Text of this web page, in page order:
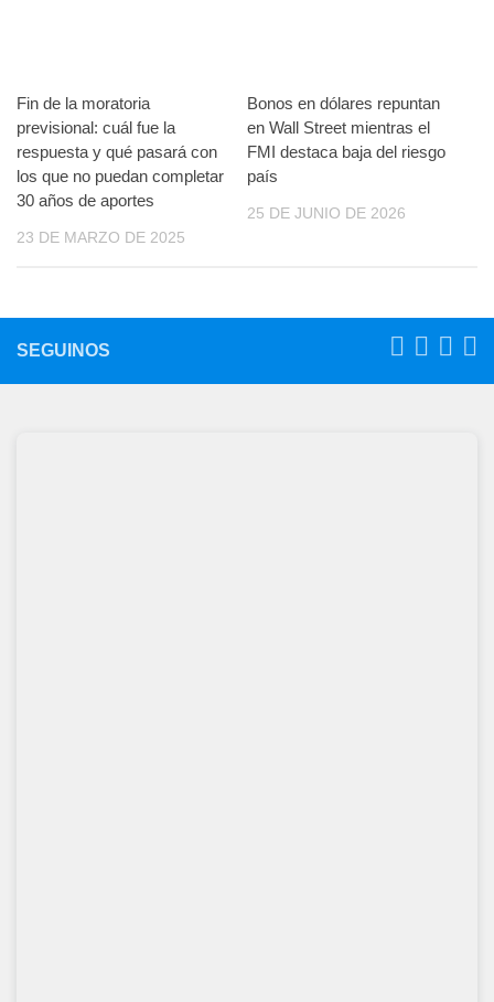
Fin de la moratoria
previsional: cuál fue la
respuesta y qué pasará con
los que no puedan completar
30 años de aportes
23 DE MARZO DE 2025
Bonos en dólares repuntan
en Wall Street mientras el
FMI destaca baja del riesgo
país
25 DE JUNIO DE 2026
SEGUINOS